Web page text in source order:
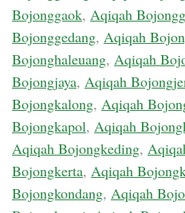
Bojonggaok, Aqiqah
Bojonggedang, Aqiqah
Bojonghaleuang, Aqiqah
Bojongjaya, Aqiqah
Bojongkalong, Aqiqah
Bojongkapol, Aqiqah
Aqiqah Bojongkeding,
Bojongkerta, Aqiqah
Bojongkondang, Aqiqah